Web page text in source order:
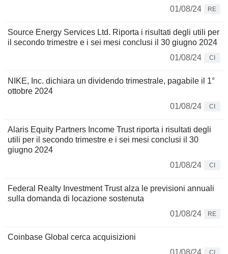
01/08/24 RE
Source Energy Services Ltd. Riporta i risultati degli utili per
il secondo trimestre e i sei mesi conclusi il 30 giugno 2024
01/08/24
CI
NIKE, Inc. dichiara un dividendo trimestrale, pagabile il 1°
ottobre 2024
01/08/24
CI
Alaris Equity Partners Income Trust riporta i risultati degli
utili per il secondo trimestre e i sei mesi conclusi il 30
giugno 2024
01/08/24
CI
Federal Realty Investment Trust alza le previsioni annuali
sulla domanda di locazione sostenuta
01/08/24
RE
Coinbase Global cerca acquisizioni
01/08/24
CI